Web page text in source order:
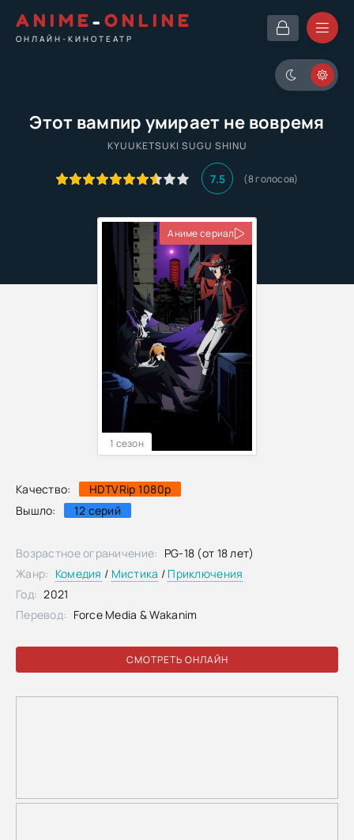
ANIME- ONLINE
ОНЛАЙН-КИНОТЕАТР
Этот вампир умирает не вовремя
KYUUKETSUKI SUGU SHINU
7.5 (8голосов)
Качество:
HDTVRip 1080p
Вышло:
12 серий
Аниме сериал
1 сезон
СМОТРЕТЬ ОНЛАЙН
Возрастное ограничение: PG-18 (от 18 лет)
Жанр: Комедия / Мистика / Приключения
Год: 2021
Перевод: Force Media & Wakanim